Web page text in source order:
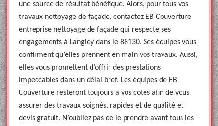
une source de résultat bénéfique. Alors, pour tous vos
travaux nettoyage de façade, contactez EB Couverture
entreprise nettoyage de façade qui respecte ses
engagements à Langley dans le 88130. Ses équipes vous
confirment qu’elles prennent en main vos travaux. Aussi,
elles vous promettent d’offrir des prestations
impeccables dans un délai bref. Les équipes de EB
Couverture resteront toujours à vos côtés afin de vous
assurer des travaux soignés, rapides et de qualité et
devis gratuit. N’oubliez pas de le prendre avant tous les